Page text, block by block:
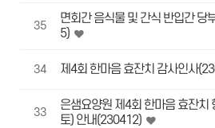
35
면회간 음식물 및 간식 반입간 당
5)
34 제4회 한마음 효잔치 감사인사
33
은샘요양원 제4회 한마음 효잔치
토) 안내(230412)